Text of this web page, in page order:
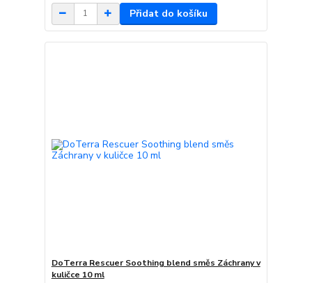
Přidat do košíku
DoTerra Rescuer Soothing blend směs Záchrany v
kuličce 10 ml